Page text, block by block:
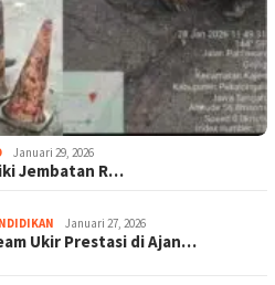
Januari 29, 2026
Jembatan R…
Januari 27, 2026
Ukir Prestasi di Ajan…